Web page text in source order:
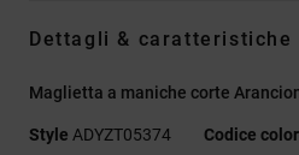
Dettagli & caratteristiche
Maglietta a maniche corte
Style ADYZT05374 Codice